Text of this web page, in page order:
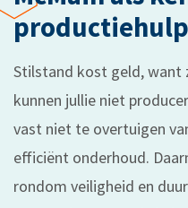
Stilstand kost geld, want
kunnen jullie niet
vast niet te overtuigen
efficiënt onderhoud.
rondom veiligheid en